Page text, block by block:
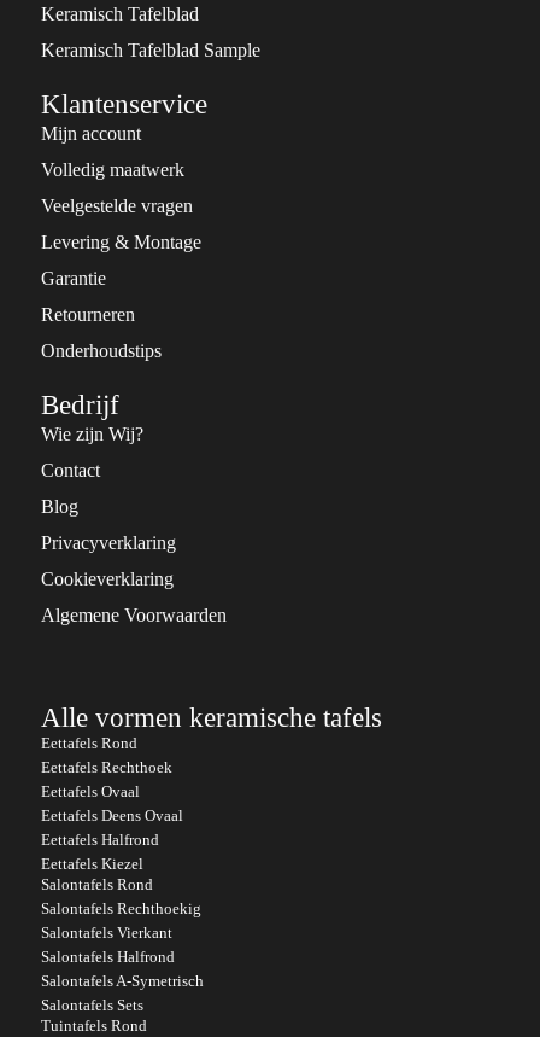
Keramisch Tafelblad
Keramisch Tafelblad Sample
Klantenservice
Mijn account
Volledig maatwerk
Veelgestelde vragen
Levering & Montage
Garantie
Retourneren
Onderhoudstips
Bedrijf
Wie zijn Wij?
Contact
Blog
Privacyverklaring
Cookieverklaring
Algemene Voorwaarden
Alle vormen keramische tafels
Eettafels Rond
Eettafels Rechthoek
Eettafels Ovaal
Eettafels Deens Ovaal
Eettafels Halfrond
Eettafels Kiezel
Salontafels Rond
Salontafels Rechthoekig
Salontafels Vierkant
Salontafels Halfrond
Salontafels A-Symetrisch
Salontafels Sets
Tuintafels Rond